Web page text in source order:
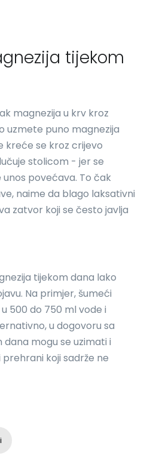
tijekom
magnezija u krv kroz
uzmete puno magnezija
kreće se kroz crijevo
stolicom - jer se
povećava. To čak
naime da blago laksativni
zatvor koji se često javlja
tijekom dana lako
Na primjer, šumeći
500 do 750 ml vode i
u dogovoru sa
mogu se uzimati i
koji sadrže ne